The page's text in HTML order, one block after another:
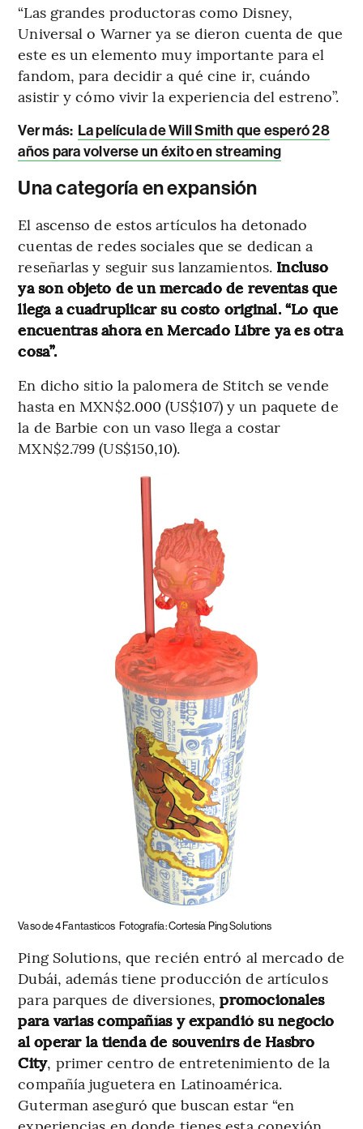
“Las grandes productoras como Disney,
Universal o Warner ya se dieron cuenta de que
este es un elemento muy importante para el
fandom, para decidir a qué cine ir, cuándo
asistir y cómo vivir la experiencia del estreno”.
Ver más: La película de Will Smith que esperó 28
años para volverse un éxito en streaming
Una categoría en expansión
El ascenso de estos artículos ha detonado
cuentas de redes sociales que se dedican a
reseñarlas y seguir sus lanzamientos. Incluso
ya son objeto de un mercado de reventas que
llega a cuadruplicar su costo original. “Lo que
encuentras ahora en Mercado Libre ya es otra
cosa”.
En dicho sitio la palomera de Stitch se vende
hasta en MXN$2.000 (US$107) y un paquete de
la de Barbie con un vaso llega a costar
MXN$2.799 (US$150,10).
Vaso de 4 Fantasticos Fotografía: Cortesía Ping Solutions
Ping Solutions, que recién entró al mercado de
Dubái, además tiene producción de artículos
para parques de diversiones,promocionales
para varias compañías y expandió su negocio
al operar la tienda de souvenirs de Hasbro
City, primer centro de entretenimiento de la
compañía juguetera en Latinoamérica.
Guterman aseguró que buscan estar “en